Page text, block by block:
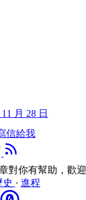
月 28 日
信給我
對你有幫助，歡迎
史 · 進程